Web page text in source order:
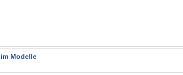
Modelle